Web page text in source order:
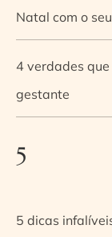
Natal com o
4 verdades
gestante
5
5 dicas